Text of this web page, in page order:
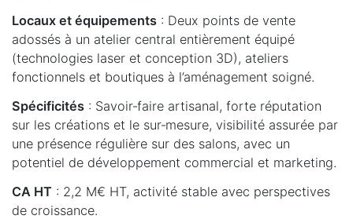
Locaux et équipements : Deux points de vente
adossés à un atelier central entièrement équipé
(technologies laser et conception 3D), ateliers
fonctionnels et boutiques à l’aménagement soigné.
Spécificités : Savoir‑faire artisanal, forte réputation
sur les créations et le sur‑mesure, visibilité assurée par
une présence régulière sur des salons, avec un
potentiel de développement commercial et marketing.
CA HT : 2,2 M€ HT, activité stable avec perspectives
de croissance.